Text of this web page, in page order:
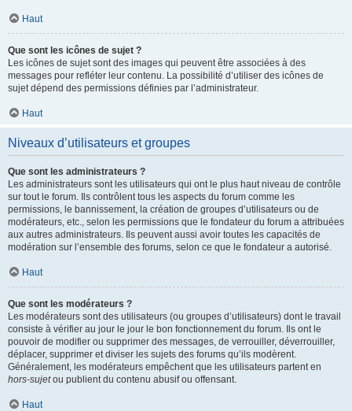
Haut
Que sont les icônes de sujet ?
Les icônes de sujet sont des images qui peuvent être associées à des
messages pour refléter leur contenu. La possibilité d’utiliser des icônes de
sujet dépend des permissions définies par l’administrateur.
Haut
Niveaux d’utilisateurs et groupes
Que sont les administrateurs ?
Les administrateurs sont les utilisateurs qui ont le plus haut niveau de contrôle
sur tout le forum. Ils contrôlent tous les aspects du forum comme les
permissions, le bannissement, la création de groupes d’utilisateurs ou de
modérateurs, etc., selon les permissions que le fondateur du forum a attribuées
aux autres administrateurs. Ils peuvent aussi avoir toutes les capacités de
modération sur l’ensemble des forums, selon ce que le fondateur a autorisé.
Haut
Que sont les modérateurs ?
Les modérateurs sont des utilisateurs (ou groupes d’utilisateurs) dont le travail
consiste à vérifier au jour le jour le bon fonctionnement du forum. Ils ont le
pouvoir de modifier ou supprimer des messages, de verrouiller, déverrouiller,
déplacer, supprimer et diviser les sujets des forums qu’ils modèrent.
Généralement, les modérateurs empêchent que les utilisateurs partent en
hors-sujetou publient du contenu abusif ou offensant.
Haut